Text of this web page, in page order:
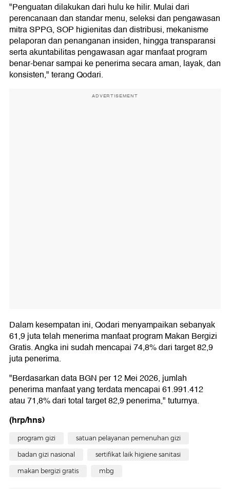
"Penguatan dilakukan dari hulu ke hilir. Mulai dari
perencanaan dan standar menu, seleksi dan pengawasan
mitra SPPG, SOP higienitas dan distribusi, mekanisme
pelaporan dan penanganan insiden, hingga transparansi
serta akuntabilitas pengawasan agar manfaat program
benar-benar sampai ke penerima secara aman, layak, dan
konsisten," terang Qodari.
ADVERTISEMENT
Dalam kesempatan ini, Qodari menyampaikan sebanyak
61,9 juta telah menerima manfaat program Makan Bergizi
Gratis. Angka ini sudah mencapai 74,8% dari target 82,9
juta penerima.
"Berdasarkan data BGN per 12 Mei 2026, jumlah
penerima manfaat yang terdata mencapai 61.991.412
atau 71,8% dari total target 82,9 penerima," tuturnya.
(hrp/hns)
program gizi satuan pelayanan pemenuhan gizi
badan gizi nasional sertifikat laik higiene sanitasi
makan bergizi gratis mbg